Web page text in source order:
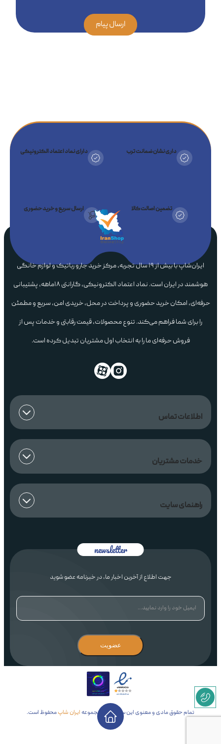
ارسال پیام
داری نشان ضمانت ترب دارای نماد اعتماد الکترونیکی
تضمین اصالت کالا ارسال سریع و خرید حضوری
ایران‌شاپ با بیش از ۱۹ سال تجربه، مرکز خرید جارو رباتیک و لوازم خانگی
هوشمند در ایران است. نماد اعتماد الکترونیکی، گارانتی ۱۸ماهه، پشتیبانی
حرفه‌ای، امکان خرید حضوری و پرداخت در محل، خریدی امن، سریع و مطمئن
را برای شما فراهم می‌کند. تنوع محصولات، قیمت رقابتی و خدمات پس از
فروش حرفه‌ای ما را به انتخاب اول مشتریان تبدیل کرده است.
اطلاعات تماس
خدمات مشتریان
راهنمای سایت
جهت اطلاع از آخرین اخبار ما، در خبرنامه عضو شوید
عضویت
تمام حقوق مادی و معنوی این سایت برای مجموعه ایران شاپمحفوظ است.